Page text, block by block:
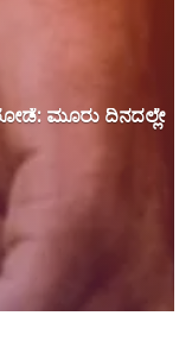
ಮೂರು ದಿನದಲ್ಲೇ